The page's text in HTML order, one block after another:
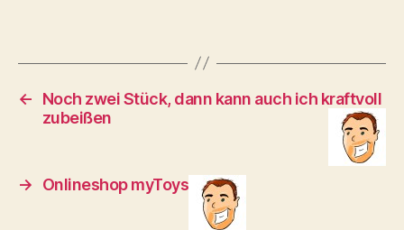
←
Noch zwei Stück, dann kann auch ich kraftvoll
zubeißen
→ Onlineshop myToys